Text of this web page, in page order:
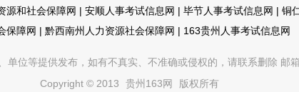
源和社会保障网 | 安顺人事考试信息网 | 毕节人事考试信息网 | 铜
保障网 | 黔西南州人力资源社会保障网 | 163贵州人事考试信息网
单位等提供发布，如有不真实、不准确或侵权的，请联系删除 邮
Copyright © 2013
贵州163网 版权所有